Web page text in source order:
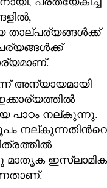
താല്പര്യങ്ങള്‍ക്ക്
അന്യായമായി
പാഠം നല്കുന്നു.
നല്കുന്നതിന്‍റെ
മാതൃക ഇസ്‌ലാമിക